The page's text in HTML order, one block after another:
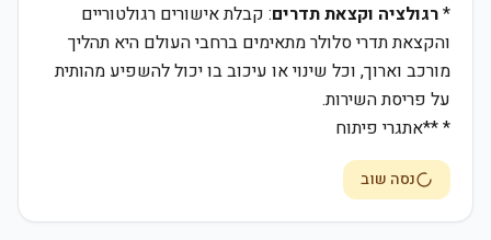
*רגולציה וקצאת תדרים: קבלת אישורים רגולטוריים
והקצאת תדרי סלולר מתאימים ברחבי העולם היא תהליך
מורכב וארוך, וכל שינוי או עיכוב בו יכול להשפיע מהותית
על פריסת השירות.
* **אתגרי פיתוח
נסה שוב